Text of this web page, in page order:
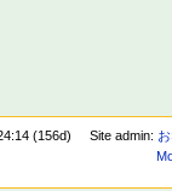
(156d) Site admin: